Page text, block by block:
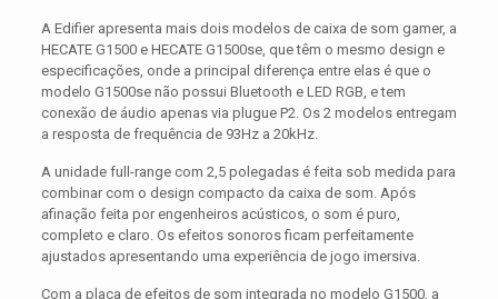
A Edifier apresenta mais dois modelos de caixa de som gamer, a
HECATE G1500 e HECATE G1500se, que têm o mesmo design e
especificações, onde a principal diferença entre elas é que o
modelo G1500se não possui Bluetooth e LED RGB, e tem
conexão de áudio apenas via plugue P2. Os 2 modelos entregam
a resposta de frequência de 93Hz a 20kHz.
A unidade full-range com 2,5 polegadas é feita sob medida para
combinar com o design compacto da caixa de som. Após
afinação feita por engenheiros acústicos, o som é puro,
completo e claro. Os efeitos sonoros ficam perfeitamente
ajustados apresentando uma experiência de jogo imersiva.
Com a placa de efeitos de som integrada no modelo G1500, a